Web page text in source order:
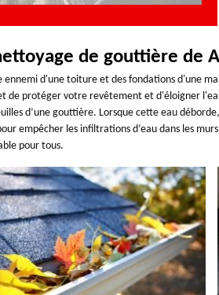
de gouttière de
ennemi d'une toiture et des fondations d'une
de protéger votre revêtement et d'éloigner
d’une gouttière. Lorsque cette eau
empêcher les infiltrations d’eau dans les
pour tous.